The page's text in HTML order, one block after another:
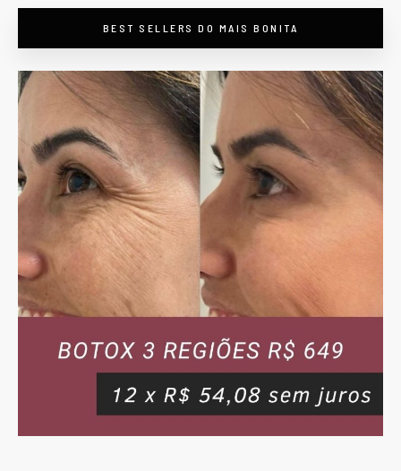
BEST SELLERS DO MAIS BONITA
maisbonitapormenos
preços válidos só pelo
nosso site/app -
Botox, Preenchimento,
Bioestimuladores,
Massagens e
Drenagens e +